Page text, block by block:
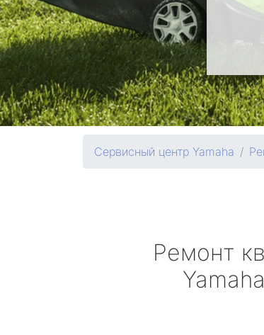
Сервисный центр Yamaha
Ремонт
Yamaha